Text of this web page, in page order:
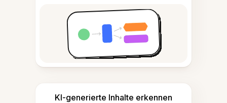
KI-generierte Inhalte erkennen